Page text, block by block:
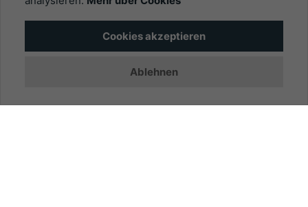
Personalgewinnung mit EYEFOX
INFORMATIONEN
Werben mit EYEFOX
Cookies akzeptieren
Ablehnen